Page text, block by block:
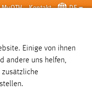
MyOTH Kontakt DE
SUCHE
Einige von ihnen
andere uns helfen,